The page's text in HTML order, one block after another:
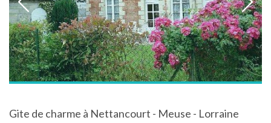
Gite de charme à Nettancourt - Meuse - Lorraine